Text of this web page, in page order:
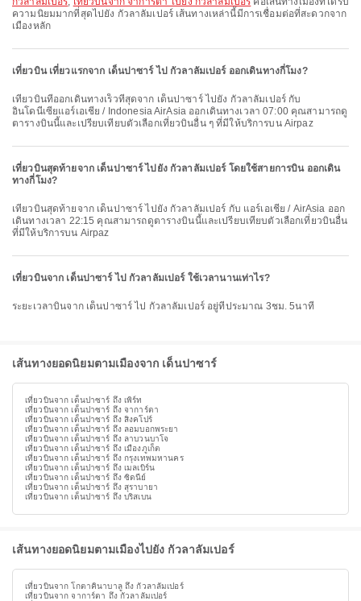
ความนิยมมากที่สุดไปยัง กัวลาลัมเปอร์ เส้นทางเหล่านี้มีการเชื่อมต่อที่สะดวกจาก
เมืองหลัก
เที่ยวบิน เที่ยวแรกจาก เด็นปาซาร์ ไป กัวลาลัมเปอร์ ออกเดินทางกี่โมง?
เที่ยวบินที่ออกเดินทางเร็วที่สุดจาก เด็นปาซาร์ ไปยัง กัวลาลัมเปอร์ กับ
อินโดนีเซียแอร์เอเชีย / Indonesia AirAsia ออกเดินทางเวลา 07:00 คุณสามารถดู
ตารางบินนี้และเปรียบเทียบตัวเลือกเที่ยวบินอื่น ๆ ที่มีให้บริการบน Airpaz
เที่ยวบินสุดท้ายจาก เด็นปาซาร์ ไปยัง กัวลาลัมเปอร์ โดยใช้สายการบิน ออกเดิน
ทางกี่โมง?
เที่ยวบินสุดท้ายจาก เด็นปาซาร์ ไปยัง กัวลาลัมเปอร์ กับ แอร์เอเชีย / AirAsia ออก
เดินทางเวลา 22:15 คุณสามารถดูตารางบินนี้และเปรียบเทียบตัวเลือกเที่ยวบินอื่น
ที่มีให้บริการบน Airpaz
เที่ยวบินจาก เด็นปาซาร์ ไป กัวลาลัมเปอร์ ใช้เวลานานเท่าไร?
ระยะเวลาบินจาก เด็นปาซาร์ ไป กัวลาลัมเปอร์ อยู่ที่ประมาณ 3ชม. 5นาที
เส้นทางยอดนิยมตามเมืองจาก เด็นปาซาร์
เที่ยวบินจาก เด็นปาซาร์ ถึง เพิร์ท
เที่ยวบินจาก เด็นปาซาร์ ถึง จาการ์ตา
เที่ยวบินจาก เด็นปาซาร์ ถึง สิงคโปร์
เที่ยวบินจาก เด็นปาซาร์ ถึง ลอมบอกพระยา
เที่ยวบินจาก เด็นปาซาร์ ถึง ลาบวนบาโจ
เที่ยวบินจาก เด็นปาซาร์ ถึง เมืองภูเก็ต
เที่ยวบินจาก เด็นปาซาร์ ถึง กรุงเทพมหานคร
เที่ยวบินจาก เด็นปาซาร์ ถึง เมลเบิร์น
เที่ยวบินจาก เด็นปาซาร์ ถึง ซิดนีย์
เที่ยวบินจาก เด็นปาซาร์ ถึง สุราบายา
เที่ยวบินจาก เด็นปาซาร์ ถึง บริสเบน
เส้นทางยอดนิยมตามเมืองไปยัง กัวลาลัมเปอร์
เที่ยวบินจาก โกตาคินาบาลู ถึง กัวลาลัมเปอร์
เที่ยวบินจาก จาการ์ตา ถึง กัวลาลัมเปอร์